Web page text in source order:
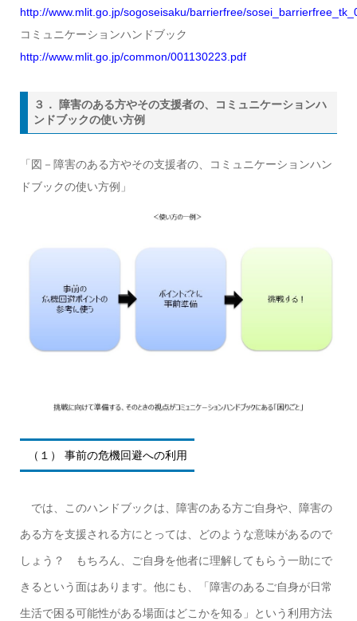
http://www.mlit.go.jp/sogoseisaku/barrierfree/
コミュニケーションハンドブック
http://www.mlit.go.jp/common/001130223.pdf
３． 障害のある方やその支援者の、コミュニケーションハ
ンドブックの使い方例
「図－障害のある方やその支援者の、コミュニケーションハン
ドブックの使い方例」
（１） 事前の危機回避への利用
では、このハンドブックは、障害のある方ご自身や、障害の
ある方を支援される方にとっては、どのような意味があるので
しょう？ もちろん、ご自身を他者に理解してもらう一助にで
きるという面はあります。他にも、「障害のあるご自身が日常
生活で困る可能性がある場面はどこかを知る」という利用方法